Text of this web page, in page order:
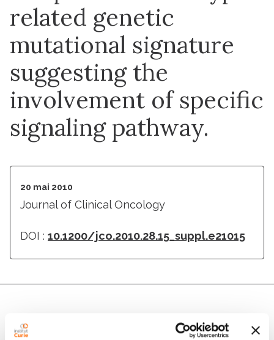
related genetic
mutational signature
suggesting the
involvement of specific
signaling pathway.
20 mai 2010
Journal of Clinical Oncology
DOI : 10.1200/jco.2010.28.15_suppl.e21015
Auteurs